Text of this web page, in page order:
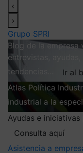
‹
›
Grupo SPRI
Blog de la empresa
entrevistas,
tendencias…
Ir al
Atlas Política
industrial a la
Ayudas e
Consulta aquí
Asistencia a